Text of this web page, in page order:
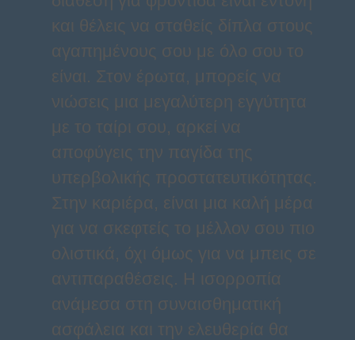
και θέλεις να σταθείς δίπλα στους
αγαπημένους σου με όλο σου το
είναι. Στον έρωτα, μπορείς να
νιώσεις μια μεγαλύτερη εγγύτητα
με το ταίρι σου, αρκεί να
αποφύγεις την παγίδα της
υπερβολικής προστατευτικότητας.
Στην καριέρα, είναι μια καλή μέρα
για να σκεφτείς το μέλλον σου πιο
ολιστικά, όχι όμως για να μπεις σε
αντιπαραθέσεις. Η ισορροπία
ανάμεσα στη συναισθηματική
ασφάλεια και την ελευθερία θα